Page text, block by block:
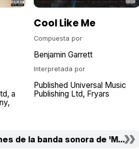
a
Cool Like Me
Compuesta por
Benjamin Garrett
Interpretada por
Published Universal Music
Publishing Ltd Fryars
de la banda sonora de 'Man